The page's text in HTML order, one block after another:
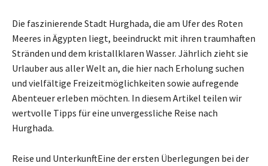
Die faszinierende Stadt Hurghada, die am Ufer des Roten
Meeres in Ägypten liegt, beeindruckt mit ihren traumhaften
Stränden und dem kristallklaren Wasser. Jährlich zieht sie
Urlauber aus aller Welt an, die hier nach Erholung suchen
und vielfältige Freizeitmöglichkeiten sowie aufregende
Abenteuer erleben möchten. In diesem Artikel teilen wir
wertvolle Tipps für eine unvergessliche Reise nach
Hurghada.
Reise und UnterkunftEine der ersten Überlegungen bei der